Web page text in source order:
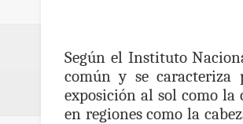
acciones
Según el Instituto
común y se caracteriza
exposición al sol como la
en regiones como la